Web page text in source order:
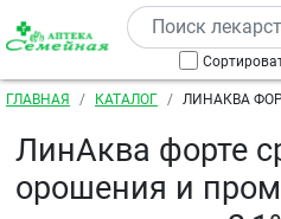
Перейти к основному
Строка навигации
ГЛАВНАЯ КАТАЛОГ
ЛИНАКВА
ЛинАква форте
орошения и